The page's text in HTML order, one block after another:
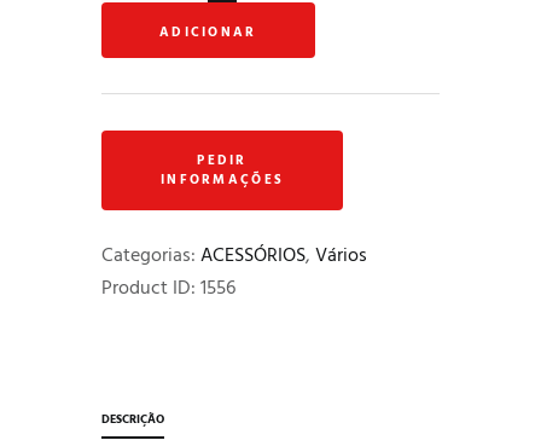
multicolor
ADICIONAR
Categorias:ACESSÓRIOS,Vários
Product ID:1556
DESCRIÇÃO